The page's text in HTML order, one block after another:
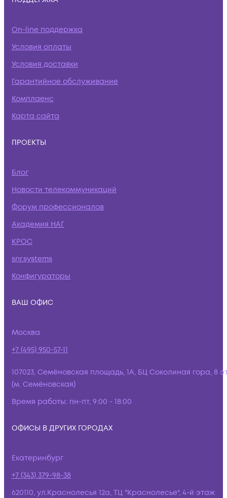
On-line поддержка
Условия оплаты
Условия доставки
Гарантийное обслуживание
Комплаенс
Карта сайта
ПРОЕКТЫ
Блог
Новости телекоммуникаций
Форум профессионалов
Академия НАГ
КРОС
snr.systems
Конфигураторы
ВАШ ОФИС
Москва
+7 (495) 950-57-11
107023, Семёновская площадь, 1А, БЦ Соколиная гора, 8
(м. Семёновская)
Время работы: пн-пт, 9:00 - 18:00
ОФИСЫ В ДРУГИХ ГОРОДАХ
Екатеринбург
+7 (343) 379-98-38
620110, ул.Краснолесья 12а, ТЦ "Краснолесье", 4-й этаж